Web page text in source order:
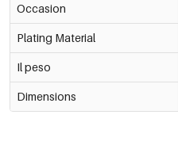
Occasion
Plating Material
Il peso
Dimensions